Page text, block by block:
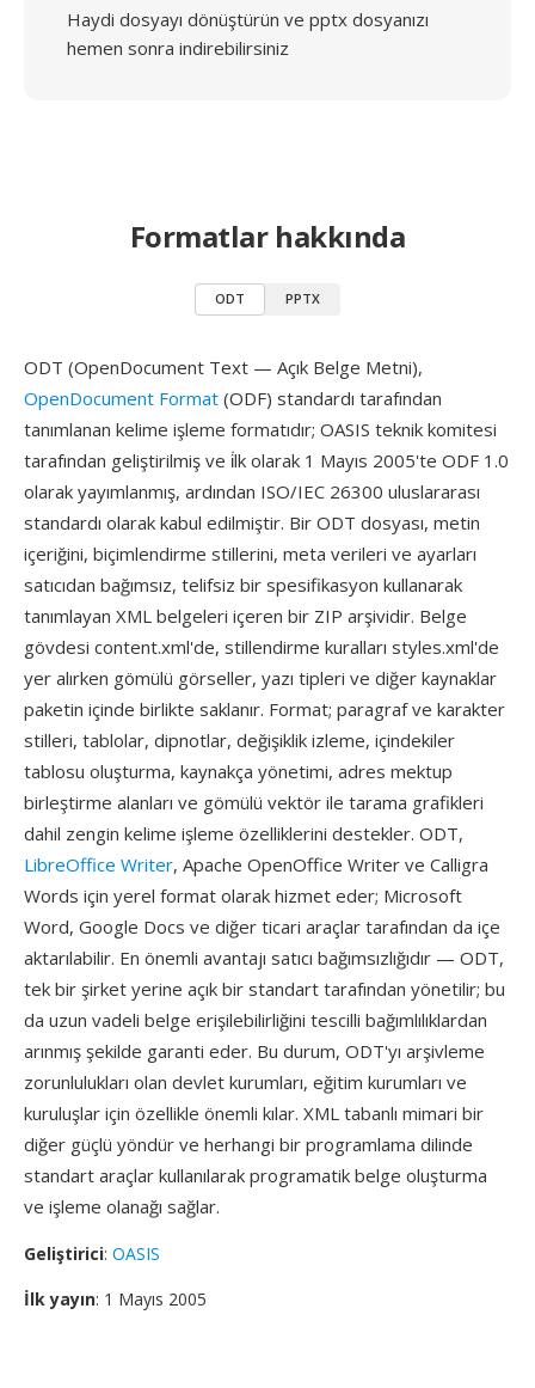
Haydi dosyayı dönüştürün ve pptx dosyanızı
hemen sonra indirebilirsiniz
Formatlar hakkında
ODT PPTX
ODT (OpenDocument Text — Açık Belge Metni),
OpenDocument Format (ODF) standardı tarafından
tanımlanan kelime işleme formatıdır; OASIS teknik komitesi
tarafından geliştirilmiş ve i̇lk olarak 1 Mayıs 2005'te ODF 1.0
olarak yayımlanmış, ardından ISO/IEC 26300 uluslararası
standardı olarak kabul edilmiştir. Bir ODT dosyası, metin
içeriğini, biçimlendirme stillerini, meta verileri ve ayarları
satıcıdan bağımsız, telifsiz bir spesifikasyon kullanarak
tanımlayan XML belgeleri içeren bir ZIP arşividir. Belge
gövdesi content.xml'de, stillendirme kuralları styles.xml'de
yer alırken gömülü görseller, yazı tipleri ve diğer kaynaklar
paketin içinde birlikte saklanır. Format; paragraf ve karakter
stilleri, tablolar, dipnotlar, değişiklik izleme, içindekiler
tablosu oluşturma, kaynakça yönetimi, adres mektup
birleştirme alanları ve gömülü vektör ile tarama grafikleri
dahil zengin kelime işleme özelliklerini destekler. ODT,
LibreOffice Writer, Apache OpenOffice Writer ve Calligra
Words için yerel format olarak hizmet eder; Microsoft
Word, Google Docs ve diğer ticari araçlar tarafından da içe
aktarılabilir. En önemli avantajı satıcı bağımsızlığıdır — ODT,
tek bir şirket yerine açık bir standart tarafından yönetilir; bu
da uzun vadeli belge erişilebilirliğini tescilli bağımlılıklardan
arınmış şekilde garanti eder. Bu durum, ODT'yı arşivleme
zorunlulukları olan devlet kurumları, eğitim kurumları ve
kuruluşlar için özellikle önemli kılar. XML tabanlı mimari bir
diğer güçlü yöndür ve herhangi bir programlama dilinde
standart araçlar kullanılarak programatik belge oluşturma
ve işleme olanağı sağlar.
Geliştirici: OASIS
İlk yayın: 1 Mayıs 2005